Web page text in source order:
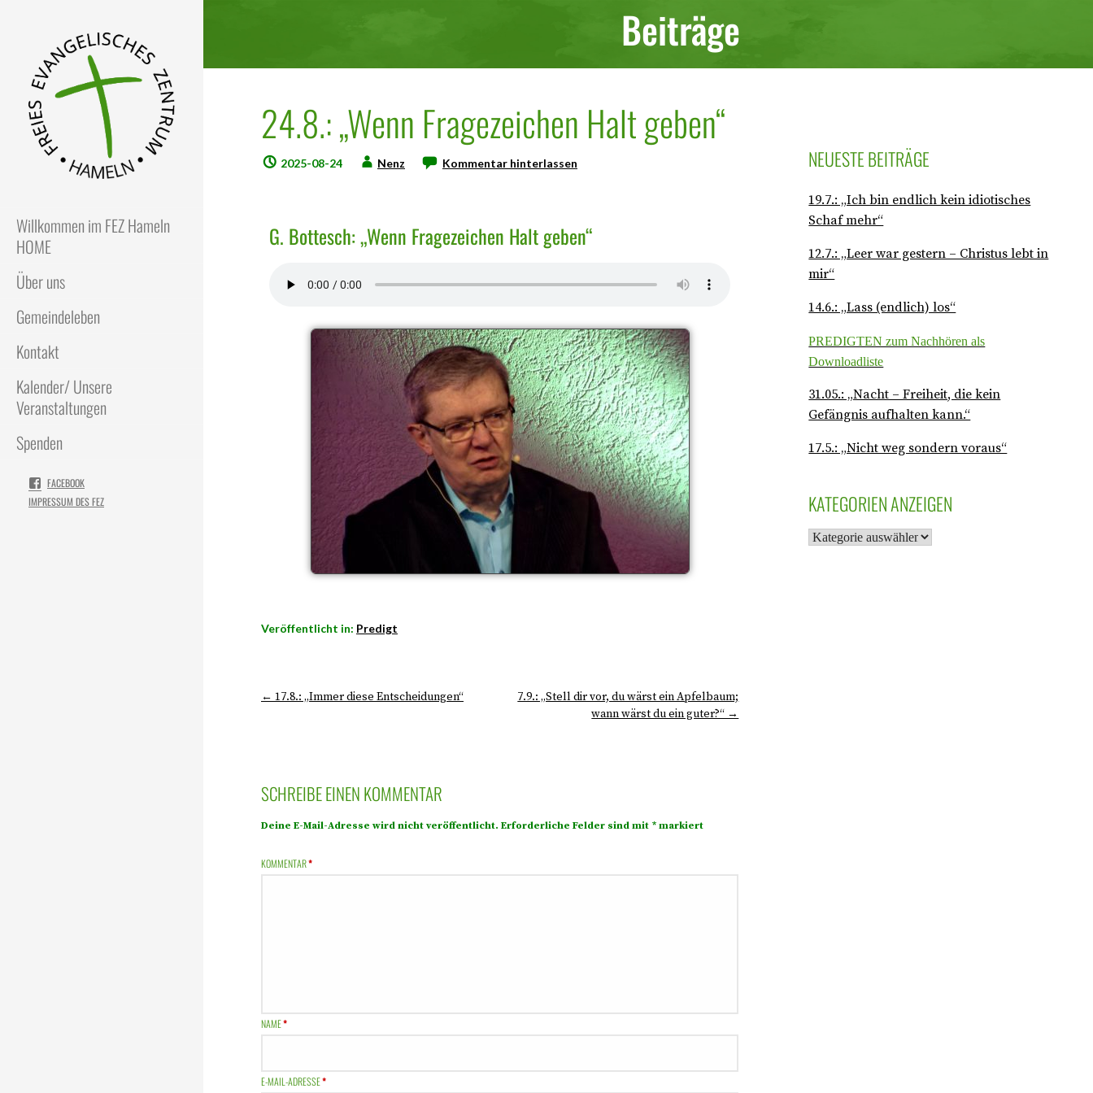
Willkommen im FEZ Hameln
HOME
Über uns
Gemeindeleben
Kontakt
Kalender/ Unsere
Veranstaltungen
Spenden
FACEBOOK
IMPRESSUM DES FEZ
Beiträge
24.8.: „Wenn Fragezeichen Halt geben“
2025-08-24 Nenz Kommentar hinterlassen
G. Bottesch: „Wenn Fragezeichen Halt geben“
Veröffentlicht in: Predigt
← 17.8.: „Immer diese Entscheidungen“
7.9.: „Stell dir vor, du wärst ein Apfelbaum;
wann wärst du ein guter?“ →
SCHREIBE EINEN KOMMENTAR
Deine E-Mail-Adresse wird nicht veröffentlicht. Erforderliche Felder sind mit * markiert
KOMMENTAR*
NAME*
E-MAIL-ADRESSE*
NEUESTE BEITRÄGE
19.7.: „Ich bin endlich kein idiotisches
Schaf mehr“
12.7.: „Leer war gestern – Christus lebt in
mir“
14.6.: „Lass (endlich) los“
PREDIGTEN zum Nachhören als
Downloadliste
31.05.: „Nacht – Freiheit, die kein
Gefängnis aufhalten kann.“
17.5.: „Nicht weg sondern voraus“
KATEGORIEN ANZEIGEN